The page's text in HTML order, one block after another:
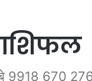
670 276